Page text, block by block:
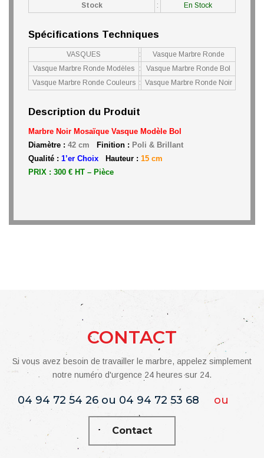
Stock
: En Stock
Spécifications Techniques
VASQUES :
Vasque Marbre Ronde
Vasque Marbre Ronde Modèles
:
Vasque Marbre Ronde Bol
Vasque Marbre Ronde Couleurs : Vasque Marbre Ronde Noir
Description du Produit
Marbre Noir Mosaïque Vasque Modèle Bol
Diamètre : 42 cm Finition : Poli & Brillant
Qualité : 1’er Choix Hauteur : 15 cm
PRIX : 300 € HT – Pièce
CONTACT
Si vous avez besoin de travailler le marbre, appelez simplement
notre numéro d'urgence 24 heures sur 24.
04 94 72 54 26 ou 04 94 72 53 68 ou
Contact